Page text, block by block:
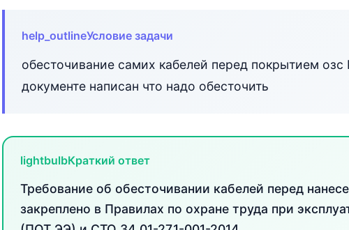
help_outlineУсловие задачи
обесточивание самих кабелей перед покрытием
документе написан что надо обесточить
lightbulbКраткий ответ
Требование об обесточивании кабелей перед
закреплено в Правилах по охране труда при